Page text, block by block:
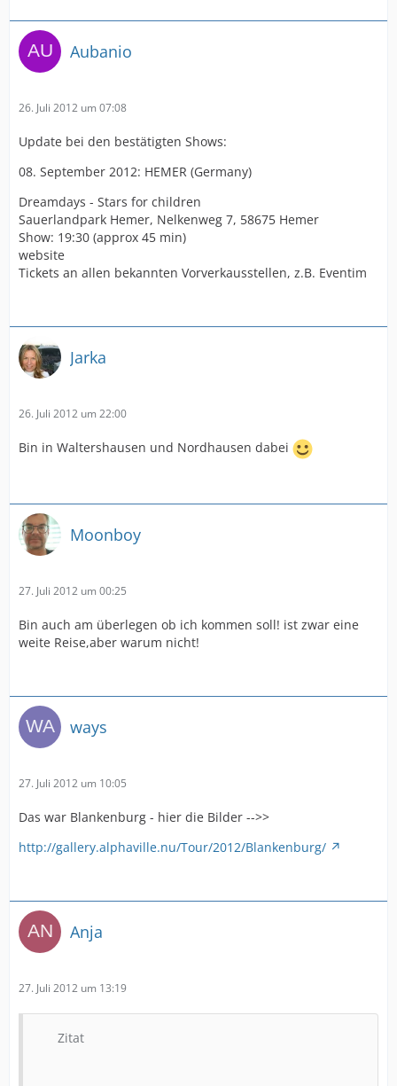
Aubanio
26. Juli 2012 um 07:08
Update bei den bestätigten Shows:
08. September 2012: HEMER (Germany)
Dreamdays - Stars for children
Sauerlandpark Hemer, Nelkenweg 7, 58675 Hemer
Show: 19:30 (approx 45 min)
website
Tickets an allen bekannten Vorverkausstellen, z.B. Eventim
Jarka
26. Juli 2012 um 22:00
Bin in Waltershausen und Nordhausen dabei
Moonboy
27. Juli 2012 um 00:25
Bin auch am überlegen ob ich kommen soll! ist zwar eine
weite Reise,aber warum nicht!
ways
27. Juli 2012 um 10:05
Das war Blankenburg - hier die Bilder -->>
http://gallery.alphaville.nu/Tour/2012/Blankenburg/
Anja
27. Juli 2012 um 13:19
Zitat